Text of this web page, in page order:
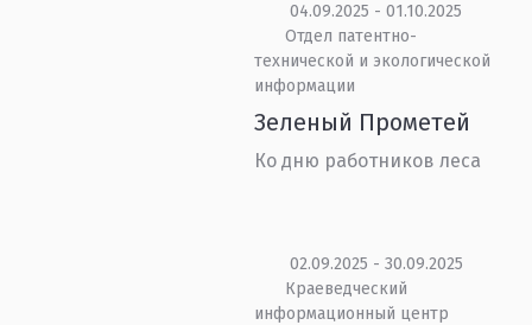
04.09.2025 - 01.10.2025
Отдел патентно-
технической и экологической
информации
Зеленый Прометей
Ко дню работников леса
02.09.2025 - 30.09.2025
Краеведческий
информационный центр